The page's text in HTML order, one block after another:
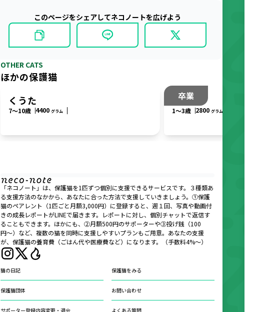
このページをシェアしてネコノートを広げよう
OTHER CATS
ほかの保護猫
くうた
7〜10歳 4400 グラム
卒業
モモ
1〜3歳 2800 グラム
「ネコノート」は、保護猫を1匹ずつ個別に支援できるサービスです。３種類あ
る支援方法のなかから、あなたに合った方法で支援していきましょう。①保護
猫のペアレント（1匹ごと月額3,000円）に登録すると、週１回、写真や動画付
きの成長レポートがLINEで届きます。レポートに対し、個別チャットで返信す
ることもできます。ほかにも、②月額500円のサポーターや③投げ銭（100
円〜）など、複数の猫を同時に支援しやすいプランもご用意。あなたの支援
が、保護猫の養育費（ごはん代や医療費など）になります。（手数料4%〜）
猫の日記 保護猫をみる
保護猫団体 お問い合わせ
サポーター登録内容変更・退会 よくある質問